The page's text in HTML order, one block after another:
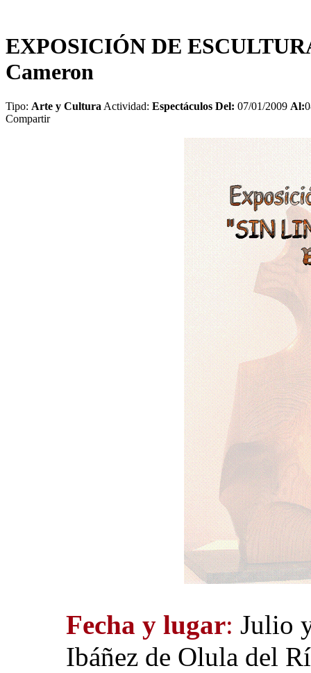
EXPOSICIÓN DE
Cameron
Tipo: Arte y Cultura Actividad: Espectáculos Del: 07/01/2009 Al:
Compartir
Fecha y lugar: Julio
Ibáñez de Olula del